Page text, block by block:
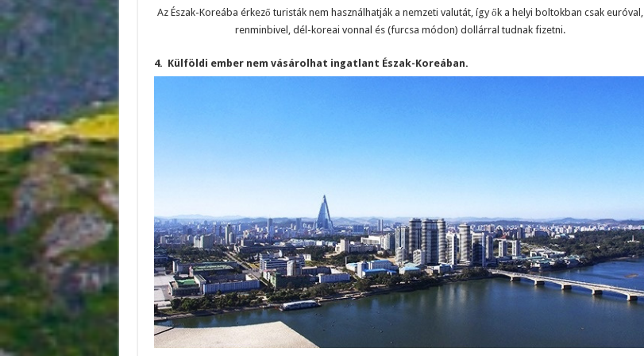
Az Észak-Koreába érkező turisták nem használhatják a nemzeti valutát, így ők a helyi boltokban csak euróval,
renminbivel, dél-koreai vonnal és (furcsa módon) dollárral tudnak fizetni.
4. Külföldi ember nem vásárolhat ingatlant Észak-Koreában.